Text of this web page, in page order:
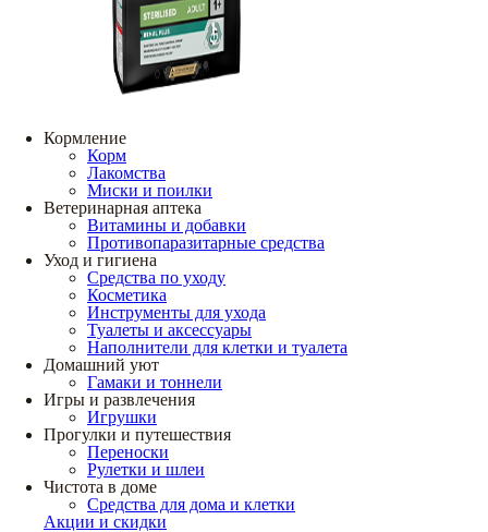
Кормление
Корм
Лакомства
Миски и поилки
Ветеринарная аптека
Витамины и добавки
Противопаразитарные средства
Уход и гигиена
Средства по уходу
Косметика
Инструменты для ухода
Туалеты и аксессуары
Наполнители для клетки и туалета
Домашний уют
Гамаки и тоннели
Игры и развлечения
Игрушки
Прогулки и путешествия
Переноски
Рулетки и шлеи
Чистота в доме
Средства для дома и клетки
Акции и скидки